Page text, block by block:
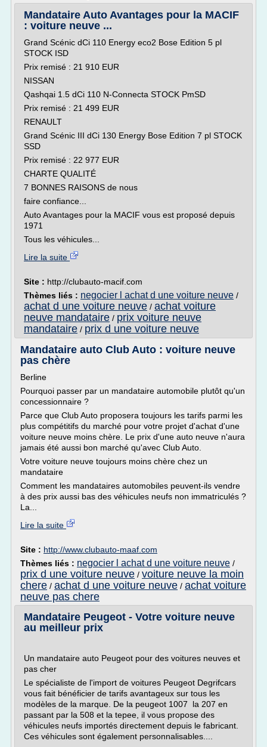
Mandataire Auto Avantages pour la MACIF
: voiture neuve ...
Grand Scénic dCi 110 Energy eco2 Bose Edition 5 pl
STOCK ISD
Prix remisé : 21 910 EUR
NISSAN
Qashqai 1.5 dCi 110 N-Connecta STOCK PmSD
Prix remisé : 21 499 EUR
RENAULT
Grand Scénic III dCi 130 Energy Bose Edition 7 pl STOCK
SSD
Prix remisé : 22 977 EUR
CHARTE QUALITÉ
7 BONNES RAISONS de nous
faire confiance...
Auto Avantages pour la MACIF vous est proposé depuis
1971
Tous les véhicules...
Lire la suite
Site : http://clubauto-macif.com
Thèmes liés : negocier l achat d une voiture neuve /
achat d une voiture neuve / achat voiture
neuve mandataire / prix voiture neuve
mandataire / prix d une voiture neuve
Mandataire auto Club Auto : voiture neuve
pas chère
Berline
Pourquoi passer par un mandataire automobile plutôt qu'un
concessionnaire ?
Parce que Club Auto proposera toujours les tarifs parmi les
plus compétitifs du marché pour votre projet d'achat d'une
voiture neuve moins chère. Le prix d'une auto neuve n'aura
jamais été aussi bon marché qu'avec Club Auto.
Votre voiture neuve toujours moins chère chez un
mandataire
Comment les mandataires automobiles peuvent-ils vendre
à des prix aussi bas des véhicules neufs non immatriculés ?
La...
Lire la suite
Site : http://www.clubauto-maaf.com
Thèmes liés : negocier l achat d une voiture neuve /
prix d une voiture neuve / voiture neuve la moin
chere / achat d une voiture neuve / achat voiture
neuve pas chere
Mandataire Peugeot - Votre voiture neuve
au meilleur prix
Un mandataire auto Peugeot pour des voitures neuves et
pas cher
Le spécialiste de l'import de voitures Peugeot Degrifcars
vous fait bénéficier de tarifs avantageux sur tous les
modèles de la marque. De la peugeot 1007 la 207 en
passant par la 508 et la tepee, il vous propose des
véhicules neufs importés directement depuis le fabricant.
Ces véhicules sont également personnalisables....